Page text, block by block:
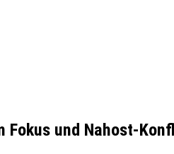
und Nahost-